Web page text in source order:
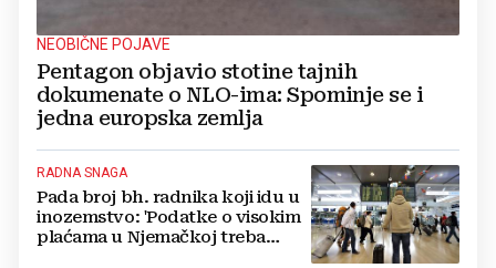
NEOBIČNE POJAVE
Pentagon objavio stotine tajnih
dokumenate o NLO-ima: Spominje se i
jedna europska zemlja
RADNA SNAGA
Pada broj bh. radnika koji idu u
inozemstvo: 'Podatke o visokim
plaćama u Njemačkoj treba